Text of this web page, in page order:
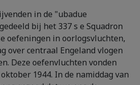
in de "ubadue
bij het 337 s e Squadron
oefeningen in oorlogsvluchten,
over centraal Engeland vlogen
Deze oefenvluchten vonden
1944. In de namiddag van